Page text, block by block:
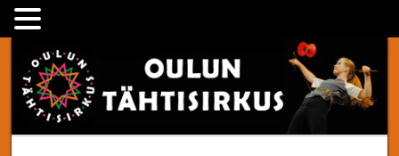
content
Oulun Tähtisirkus